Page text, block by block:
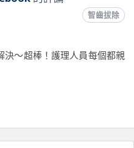
智齒拔除
～超棒！護理人員每個都親